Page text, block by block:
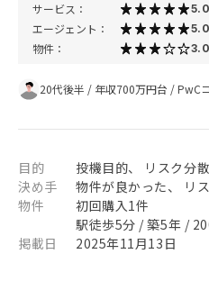
サービス： 5.0
エージェント： 5.0
物件： 3.0
20代後半 / 年収700万円台 /PwC
目的
投機目的、 リスク分散
決め手
物件が良かった、 リ
物件
初回購入1件
駅徒歩5分 / 築5年 /
掲載日
2025年11月13日